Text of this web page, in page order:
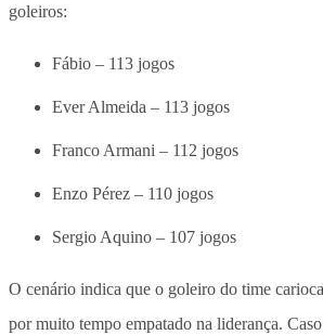
goleiros:
Fábio – 113 jogos
Ever Almeida – 113 jogos
Franco Armani – 112 jogos
Enzo Pérez – 110 jogos
Sergio Aquino – 107 jogos
O cenário indica que o goleiro do time
por muito tempo empatado na liderança.